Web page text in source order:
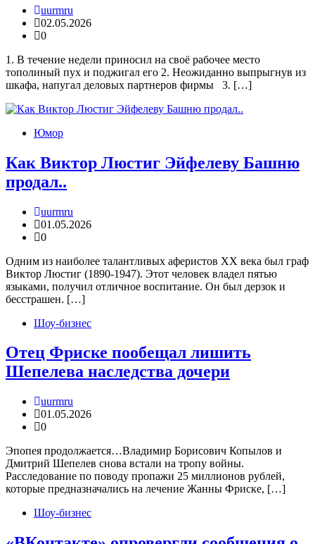
uurmru
02.05.2026
0
1. В течение недели приносил на своё рабочее место
тополиный пух и поджигал его 2. Неожиданно выпрыгнув из
шкафа, напугал деловых партнеров фирмы 3. […]
Юмор
Как Виктор Люстиг Эйфелеву Башню
продал..
uurmru
01.05.2026
0
Одним из наиболее талантливых аферистов XX века был граф
Виктор Люстиг (1890-1947). Этот человек владел пятью
языками, получил отличное воспитание. Он был дерзок и
бесстрашен. […]
Шоу-бизнес
Отец Фриске пообещал лишить
Шепелева наследства дочери
uurmru
01.05.2026
0
Эпопея продолжается…Владимир Борисович Копылов и
Дмитрий Шепелев снова встали на тропу войны.
Расследование по поводу пропажи 25 миллионов рублей,
которые предназначались на лечение Жанны Фриске, […]
Шоу-бизнес